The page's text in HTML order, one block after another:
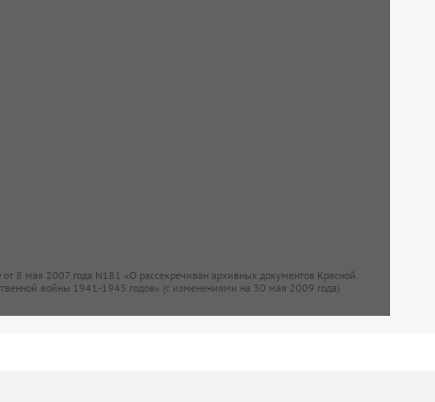
8 мая 2007 года N181 «О рассекречиван архивных документов Красной
войны 1941-1945 годов» (с изменениями на 30 мая 2009 года)